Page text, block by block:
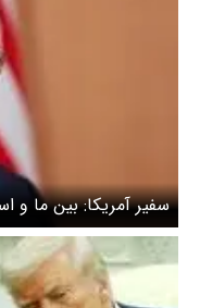
سفیر آمریکا: بین ما و